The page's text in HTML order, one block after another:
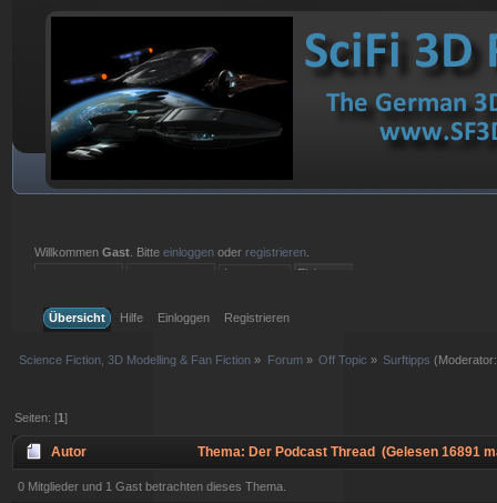
WillkommenGast . Bitteeinloggen oder registrieren
Übersicht
Hilfe Einloggen Registrieren
Science Fiction, 3D Modelling & Fan Fiction » Forum» Off Topic » Surftipps
Seiten: [1]
Autor Thema: Der Podcast Thread (Gelesen 16891
0 Mitglieder und 1 Gast betrachten dieses Thema.